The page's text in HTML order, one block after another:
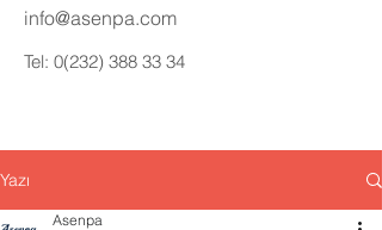
info@asenpa.com
Tel: 0(232) 388 33 34
Yazı
Asenpa